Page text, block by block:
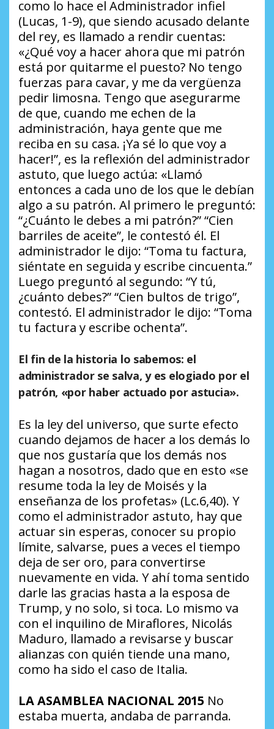
como lo hace el Administrador infiel
(Lucas, 1-9), que siendo acusado delante
del rey, es llamado a rendir cuentas:
«¿Qué voy a hacer ahora que mi patrón
está por quitarme el puesto? No tengo
fuerzas para cavar, y me da vergüenza
pedir limosna. Tengo que asegurarme
de que, cuando me echen de la
administración, haya gente que me
reciba en su casa. ¡Ya sé lo que voy a
hacer!”, es la reflexión del administrador
astuto, que luego actúa: «Llamó
entonces a cada uno de los que le debían
algo a su patrón. Al primero le preguntó:
“¿Cuánto le debes a mi patrón?” “Cien
barriles de aceite”, le contestó él. El
administrador le dijo: “Toma tu factura,
siéntate en seguida y escribe cincuenta.”
Luego preguntó al segundo: “Y tú,
¿cuánto debes?” “Cien bultos de trigo”,
contestó. El administrador le dijo: “Toma
tu factura y escribe ochenta”.
El fin de la historia lo sabemos: el
administrador se salva, y es elogiado por el
patrón, «por haber actuado por astucia».
Es la ley del universo, que surte efecto
cuando dejamos de hacer a los demás lo
que nos gustaría que los demás nos
hagan a nosotros, dado que en esto «se
resume toda la ley de Moisés y la
enseñanza de los profetas» (Lc.6,40). Y
como el administrador astuto, hay que
actuar sin esperas, conocer su propio
límite, salvarse, pues a veces el tiempo
deja de ser oro, para convertirse
nuevamente en vida. Y ahí toma sentido
darle las gracias hasta a la esposa de
Trump, y no solo, si toca. Lo mismo va
con el inquilino de Miraflores, Nicolás
Maduro, llamado a revisarse y buscar
alianzas con quién tiende una mano,
como ha sido el caso de Italia.
LA ASAMBLEA NACIONAL 2015 No
estaba muerta, andaba de parranda.